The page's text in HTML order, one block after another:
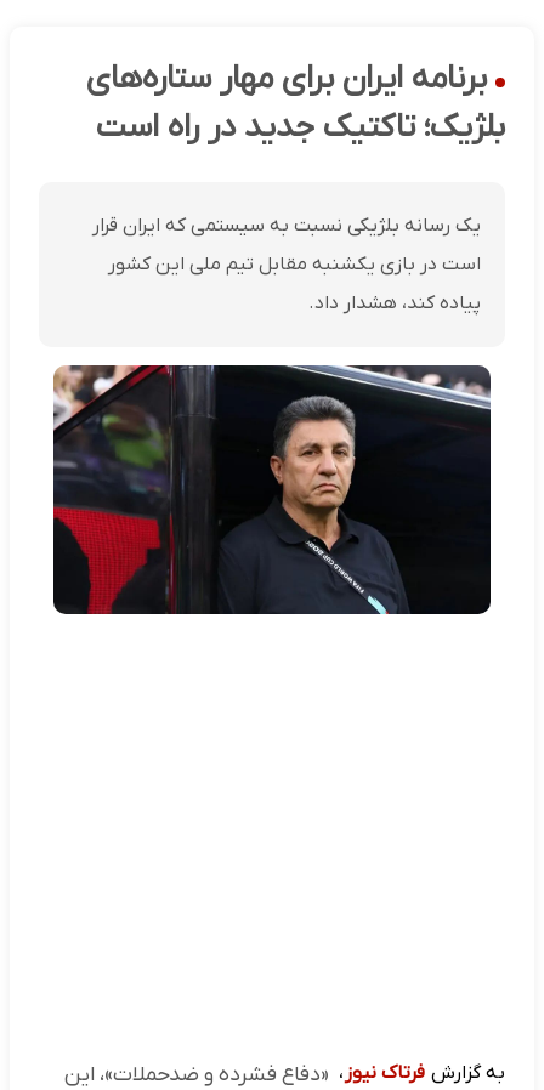
برنامه ایران برای مهار ستاره‌های
بلژیک؛ تاکتیک جدید در راه است
یک رسانه بلژیکی نسبت به سیستمی که ایران قرار
است در بازی یکشنبه مقابل تیم ملی این کشور
پیاده کند، هشدار داد.
به گزارش فرتاک نیوز ، «دفاع فشرده و ضدحملات»، این